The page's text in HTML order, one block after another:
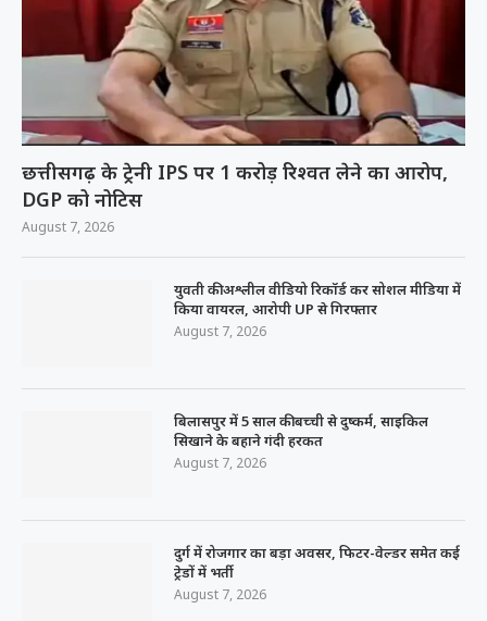
छत्तीसगढ़ के ट्रेनी IPS पर 1 करोड़ रिश्वत लेने का आरोप,
DGP को नोटिस
August 7, 2026
युवती की अश्लील वीडियो रिकॉर्ड कर सोशल मीडिया में
किया वायरल, आरोपी UP से गिरफ्तार
August 7, 2026
बिलासपुर में 5 साल की बच्ची से दुष्कर्म, साइकिल
सिखाने के बहाने गंदी हरकत
August 7, 2026
दुर्ग में रोजगार का बड़ा अवसर, फिटर-वेल्डर समेत कई
ट्रेडों में भर्ती
August 7, 2026